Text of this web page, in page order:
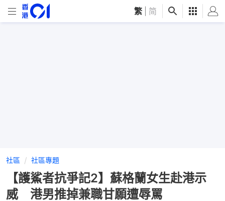
繁 简
社區 社區專題
【護鯊者抗爭記2】蘇格蘭女生赴港示
威 港男推掉兼職甘願遭辱罵